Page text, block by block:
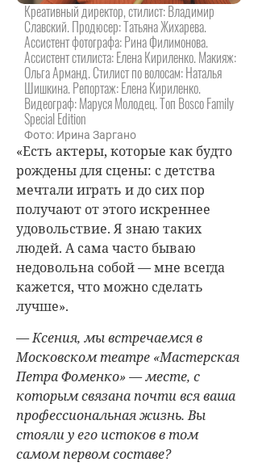
Креативный директор, стилист: Владимир
Славский. Продюсер: Татьяна Жихарева.
Ассистент фотографа: Рина Филимонова.
Ассистент стилиста: Елена Кириленко. Макияж:
Ольга Арманд. Стилист по волосам: Наталья
Шишкина. Репортаж: Елена Кириленко.
Видеограф: Маруся Молодец. Топ Bosco Family
Special Edition
Фото: Ирина Заргано
«Есть актеры, которые как будто
рождены для сцены: с детства
мечтали играть и до сих пор
получают от этого искреннее
удовольствие. Я знаю таких
людей. А сама часто бываю
недовольна собой — мне всегда
кажется, что можно сделать
лучше».
— Ксения, мы встречаемся в
Московском театре «Мастерская
Петра Фоменко» — месте, с
которым связана почти вся ваша
профессиональная жизнь. Вы
стояли у его истоков в том
самом первом составе?